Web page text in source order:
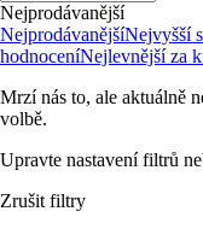
Nejprodávanější
NejprodávanějšíNejvyšší
hodnoceníNejlevnější za
Mrzí nás to, ale aktuálně
volbě.
Upravte nastavení filtrů
Zrušit filtry